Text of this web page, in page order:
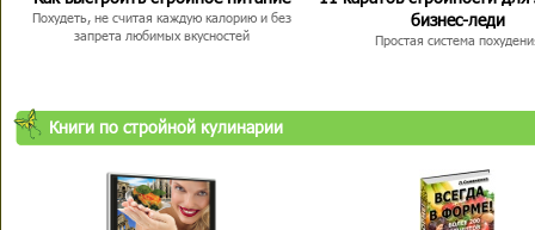
Похудеть, не считая каждую калорию и без
запрета любимых вкусностей
бизнес-леди
Простая система
Книги по стройной кулинарии